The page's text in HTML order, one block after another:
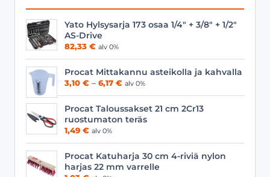
Yato Hylsysarja 173 osaa 1/4" + 3/8" + 1/2"
AS-Drive
82,33 € alv 0%
Procat Mittakannu asteikolla ja kahvalla
3,10 € – 6,17 €Hintaluokka:
6,17 €
alv 0%
Procat Taloussakset 21 cm 2Cr13
ruostumaton teräs
1,49 € alv 0%
Procat Katuharja 30 cm 4-riviä nylon
harjas 22 mm varrelle